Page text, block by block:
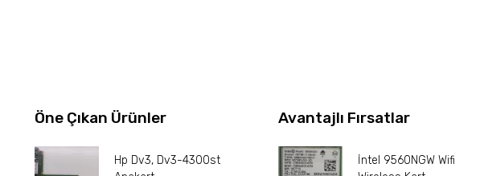
Öne Çıkan Ürünler
Hp Dv3, Dv3-4300st
Avantajlı Fırsatlar
İntel 9560NGW Wifi